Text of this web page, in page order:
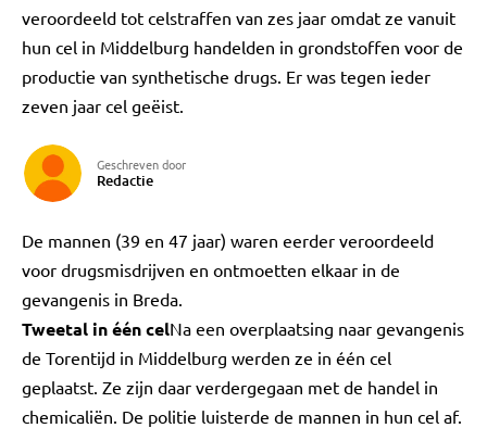
veroordeeld tot celstraffen van zes jaar omdat ze vanuit
hun cel in Middelburg handelden in grondstoffen voor de
productie van synthetische drugs. Er was tegen ieder
zeven jaar cel geëist.
Geschreven door
Redactie
De mannen (39 en 47 jaar) waren eerder veroordeeld
voor drugsmisdrijven en ontmoetten elkaar in de
gevangenis in Breda.
Tweetal in één celNa een overplaatsing naar gevangenis
de Torentijd in Middelburg werden ze in één cel
geplaatst. Ze zijn daar verdergegaan met de handel in
chemicaliën. De politie luisterde de mannen in hun cel af.